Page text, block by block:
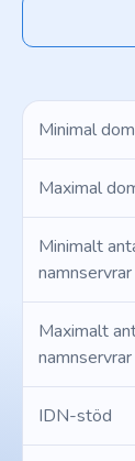
Minimal
Maximal
Minimalt
namnservrar
Maximalt
namnservrar
IDN-stöd